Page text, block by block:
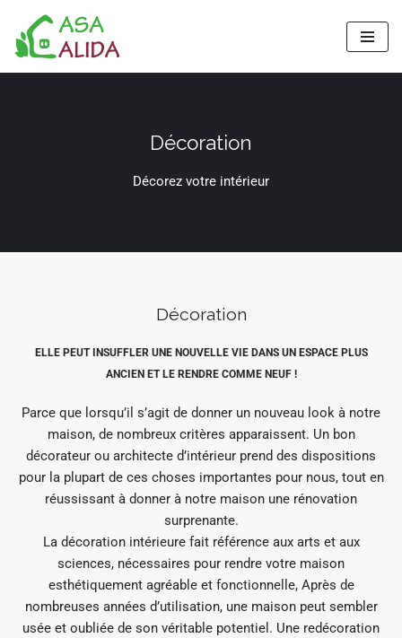
Aller
au
Décoration
Décorez votre intérieur
Décoration
ELLE PEUT INSUFFLER UNE NOUVELLE VIE DANS UN ESPACE PLUS
ANCIEN ET LE RENDRE COMME NEUF !
Parce que lorsqu’il s’agit de donner un nouveau look à notre
maison, de nombreux critères apparaissent. Un bon
décorateur ou architecte d’intérieur prend des dispositions
pour la plupart de ces choses importantes pour nous, tout en
réussissant à donner à notre maison une rénovation
surprenante.
La décoration intérieure fait référence aux arts et aux
sciences, nécessaires pour rendre votre maison
esthétiquement agréable et fonctionnelle, Après de
nombreuses années d’utilisation, une maison peut sembler
usée et oubliée de son véritable potentiel. Une redécoration